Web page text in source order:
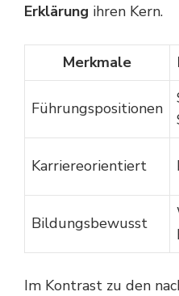
Erklärung ihren Kern.
Merkmale
Führungspositionen
Karriereorientiert
Bildungsbewusst
Im Kontrast zu den